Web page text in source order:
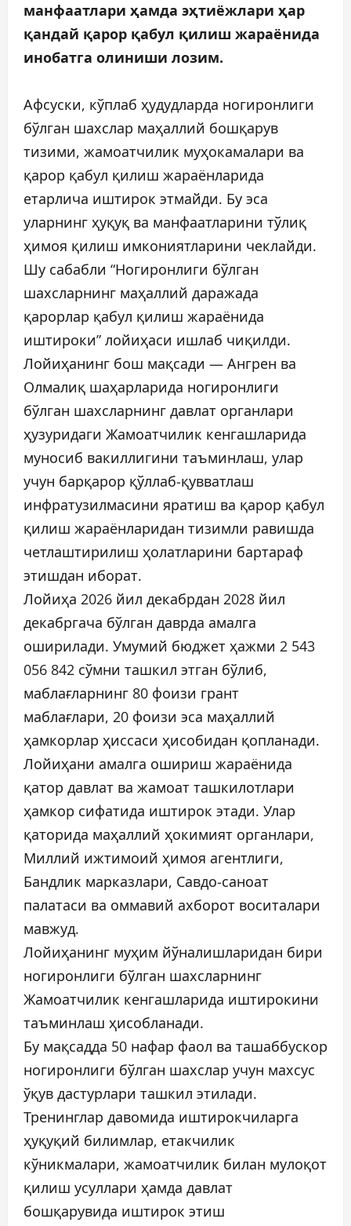
манфаатлари ҳамда эҳтиёжлари ҳар
қандай қарор қабул қилиш жараёнида
инобатга олиниши лозим.
Афсуски, кўплаб ҳудудларда ногиронлиги
бўлган шахслар маҳаллий бошқарув
тизими, жамоатчилик муҳокамалари ва
қарор қабул қилиш жараёнларида
етарлича иштирок этмайди. Бу эса
уларнинг ҳуқуқ ва манфаатларини тўлиқ
ҳимоя қилиш имкониятларини чеклайди.
Шу сабабли “Ногиронлиги бўлган
шахсларнинг маҳаллий даражада
қарорлар қабул қилиш жараёнида
иштироки” лойиҳаси ишлаб чиқилди.
Лойиҳанинг бош мақсади — Ангрен ва
Олмалиқ шаҳарларида ногиронлиги
бўлган шахсларнинг давлат органлари
ҳузуридаги Жамоатчилик кенгашларида
муносиб вакиллигини таъминлаш, улар
учун барқарор қўллаб-қувватлаш
инфратузилмасини яратиш ва қарор қабул
қилиш жараёнларидан тизимли равишда
четлаштирилиш ҳолатларини бартараф
этишдан иборат.
Лойиҳа 2026 йил декабрдан 2028 йил
декабргача бўлган даврда амалга
оширилади. Умумий бюджет ҳажми 2 543
056 842 сўмни ташкил этган бўлиб,
маблағларнинг 80 фоизи грант
маблағлари, 20 фоизи эса маҳаллий
ҳамкорлар ҳиссаси ҳисобидан қопланади.
Лойиҳани амалга ошириш жараёнида
қатор давлат ва жамоат ташкилотлари
ҳамкор сифатида иштирок этади. Улар
қаторида маҳаллий ҳокимият органлари,
Миллий ижтимоий ҳимоя агентлиги,
Бандлик марказлари, Савдо-саноат
палатаси ва оммавий ахборот воситалари
мавжуд.
Лойиҳанинг муҳим йўналишларидан бири
ногиронлиги бўлган шахсларнинг
Жамоатчилик кенгашларида иштирокини
таъминлаш ҳисобланади.
Бу мақсадда 50 нафар фаол ва ташаббускор
ногиронлиги бўлган шахслар учун махсус
ўқув дастурлари ташкил этилади.
Тренинглар давомида иштирокчиларга
ҳуқуқий билимлар, етакчилик
кўникмалари, жамоатчилик билан мулоқот
қилиш усуллари ҳамда давлат
бошқарувида иштирок этиш